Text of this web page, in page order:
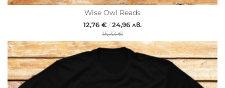
Wise Owl Reads
12,76 € /24,96 лв.
15,33 €